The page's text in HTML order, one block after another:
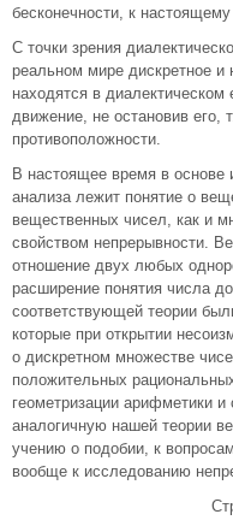
бесконечности, к
С точки зрения
реальном мире дискретное и
находятся в диалектическом
движение, не остановив его,
противоположности.
В настоящее время в основе
анализа лежит понятие о
вещественных чисел, как и
свойством непрерывности.
отношение двух любых
расширение понятия числа
соответствующей теории
которые при открытии
о дискретном множестве
положительных
геометризации арифметики
аналогичную нашей теории
учению о подобии, к
вообще к исследованию